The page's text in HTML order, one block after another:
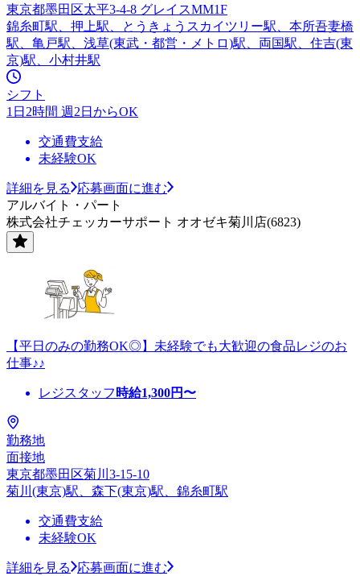
東京都墨田区太平3-4-8 グレイスMM1F
錦糸町駅、押上駅、とうきょうスカイツリー駅、本所吾妻橋
駅、亀戸駅、浅草(東武・都営・メトロ)駅、両国駅、住吉(東
京)駅、小村井駅
シフト
1日2時間 週2日からOK
交通費支給
未経験OK
詳細を見る
応募画面に進む
アルバイト・パート
株式会社チェッカーサポート オオゼキ菊川店(6823)
【平日のみの勤務OK◎】未経験でも大歓迎の食品レジのお
仕事♪♪
レジスタッフ 時給1,300円〜
勤務地
面接地
東京都墨田区菊川3-15-10
菊川(東京)駅、森下(東京)駅、錦糸町駅
交通費支給
未経験OK
詳細を見る
応募画面に進む